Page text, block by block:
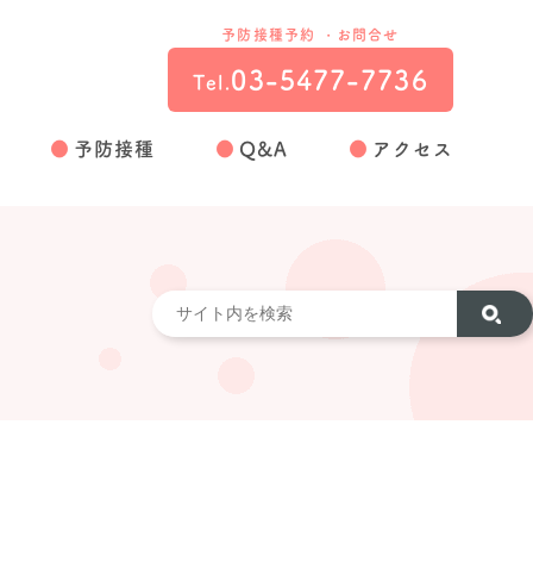
予防接種予約 ・お問合せ
Tel. 03-5477-7736
予防接種 Q&A アクセス